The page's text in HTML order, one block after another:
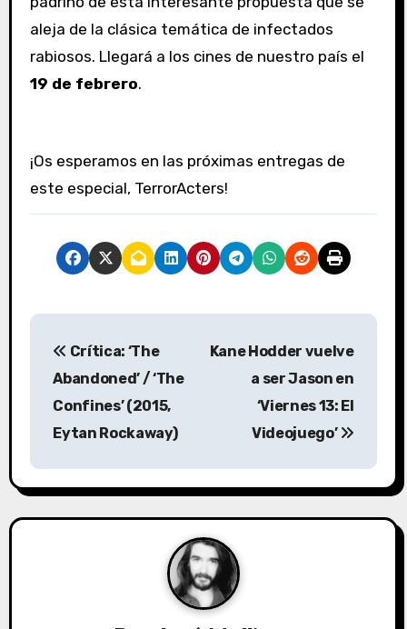
aleja de la clásica temática de infectados
rabiosos. Llegará a los cines de nuestro país el
19 de febrero.
¡Os esperamos en las próximas entregas de
este especial, TerrorActers!
N
g
a
Crítica: ‘The
Abandoned’ / ‘The
Confines’ (2015,
Eytan Rockaway)
Kane Hodder vuelve
a ser Jason en
‘Viernes 13: El
Videojuego’